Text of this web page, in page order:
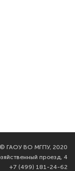
© ГАОУ ВО МГПУ, 2020
проезд, 4
+7 (499) 181-24-62